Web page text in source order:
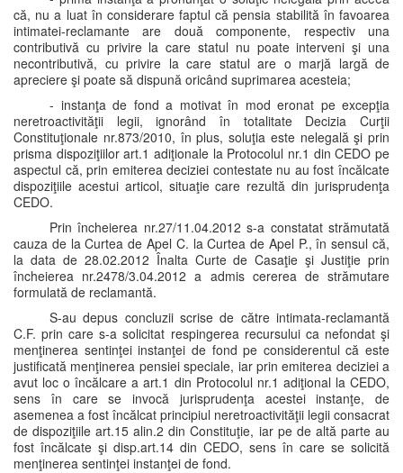
că, nu a luat în considerare faptul că pensia stabilită în favoarea
intimatei-reclamante are două componente, respectiv una
contributivă cu privire la care statul nu poate interveni şi una
necontributivă, cu privire la care statul are o marjă largă de
apreciere şi poate să dispună oricând suprimarea acesteia;
- instanţa de fond a motivat în mod eronat pe excepţia
neretroactivităţii legii, ignorând în totalitate Decizia Curţii
Constituţionale nr.873/2010, în plus, soluţia este nelegală şi prin
prisma dispoziţiilor art.1 adiţionale la Protocolul nr.1 din CEDO pe
aspectul că, prin emiterea deciziei contestate nu au fost încălcate
dispoziţiile acestui articol, situaţie care rezultă din jurisprudenţa
CEDO.
Prin încheierea nr.27/11.04.2012 s-a constatat strămutată
cauza de la Curtea de Apel C. la Curtea de Apel P., în sensul că,
la data de 28.02.2012 Înalta Curte de Casaţie şi Justiţie prin
încheierea nr.2478/3.04.2012 a admis cererea de strămutare
formulată de reclamantă.
S-au depus concluzii scrise de către intimata-reclamantă
C.F. prin care s-a solicitat respingerea recursului ca nefondat şi
menţinerea sentinţei instanţei de fond pe considerentul că este
justificată menţinerea pensiei speciale, iar prin emiterea deciziei a
avut loc o încălcare a art.1 din Protocolul nr.1 adiţional la CEDO,
sens în care se invocă jurisprudenţa acestei instanţe, de
asemenea a fost încălcat principiul neretroactivităţii legii consacrat
de dispoziţiile art.15 alin.2 din Constituţie, iar pe de altă parte au
fost încălcate şi disp.art.14 din CEDO, sens în care se solicită
menţinerea sentinţei instanţei de fond.